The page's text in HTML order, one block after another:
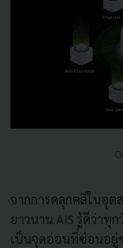
จากการคลุกคลีในอุต
ยาวนาน AIS รู้ดีว่าทุ
เป็นจุดอ่อนที่ซ่อนอยู่